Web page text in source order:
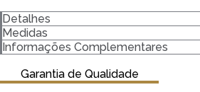
Detalhes
- Shorts Volley Quasar
- Cós em Elástico
- Bolso Traseiro Embutudo
- 100% Poliéster
Medidas
clique para abrir as
Informações Complementares
Garantia de Qualidade